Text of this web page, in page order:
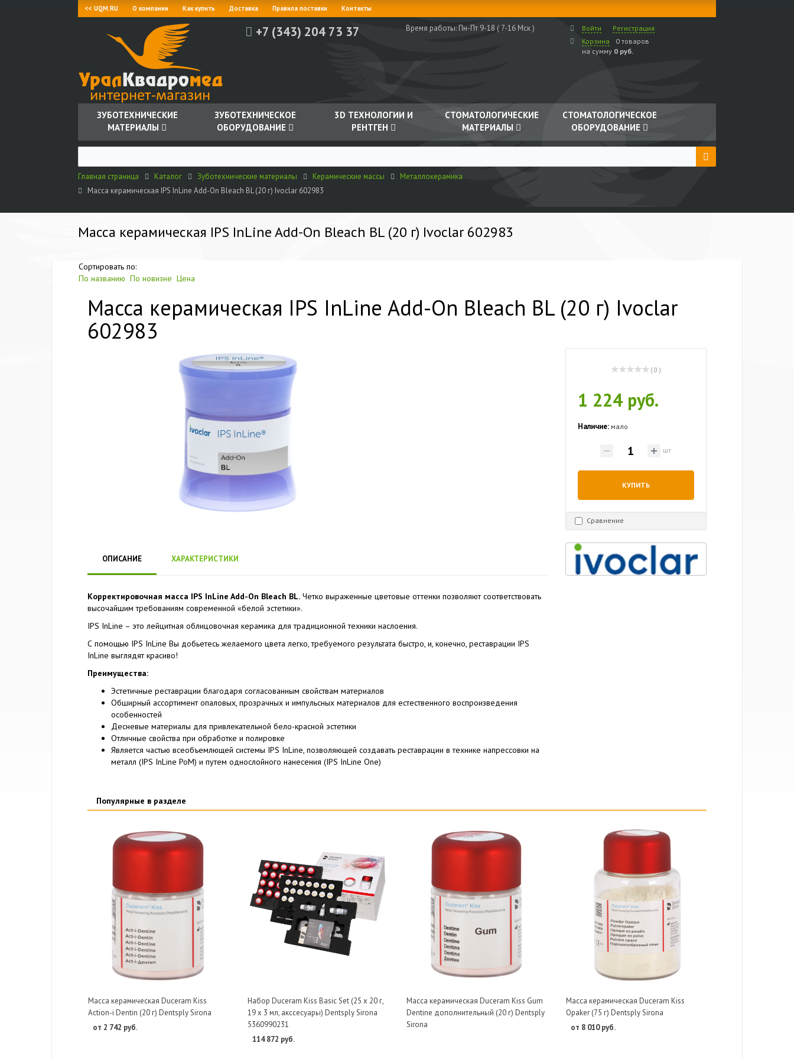
<< UQM.RU О компании Как купить Доставка Правила поставки Контакты
+7 (343) 204 73 37 Время работы:Пн-Пт 9-18 ( 7-16 Мск ) Войти
Регистрация
Корзина
0 товаров
на сумму 0 руб.
ЗУБОТЕХНИЧЕСКИЕ
МАТЕРИАЛЫ
ЗУБОТЕХНИЧЕСКОЕ
ОБОРУДОВАНИЕ
3D ТЕХНОЛОГИИ И
РЕНТГЕН
СТОМАТОЛОГИЧЕСКИЕ
МАТЕРИАЛЫ
СТОМАТОЛОГИЧЕСКОЕ
ОБОРУДОВАНИЕ
Главная страница Каталог Зуботехнические материалы Керамические массы
Металлокерамика
Масса керамическая IPS InLine Add-On Bleach BL (20 г) Ivoclar 602983
Масса керамическая IPS InLine Add-On Bleach BL (20 г) Ivoclar 602983
Сортировать по:
По названию По новизне Цена
Масса керамическая IPS InLine Add-On Bleach BL (20 г) Ivoclar
602983
( 0 )
1 224 руб.
Наличие: мало
шт
КУПИТЬ
Сравнение
ОПИСАНИЕ ХАРАКТЕРИСТИКИ
Корректировочная масса IPS InLine Add-On Bleach BL. Четко выраженные цветовые оттенки позволяют соответствовать
высочайшим требованиям современной «белой эстетики».
IPS InLine – это лейцитная облицовочная керамика для традиционной техники наслоения.
С помощью IPS InLine Вы добьетесь желаемого цвета легко, требуемого результата быстро, и, конечно, реставрации IPS
InLine выглядят красиво!
Преимущества:
Эстетичные реставрации благодаря согласованным свойствам материалов
Обширный ассортимент опаловых, прозрачных и импульсных материалов для естественного воспроизведения
особенностей
Десневые материалы для привлекательной бело-красной эстетики
Отличные свойства при обработке и полировке
Является частью всеобъемлющей системы IPS InLine, позволяющей создавать реставрации в технике напрессовки на
металл (IPS InLine PoM) и путем однослойного нанесения (IPS InLine One)
Популярные в разделе
Масса керамическая Duceram Kiss
Action-i Dentin (20 г) Dentsply Sirona
от 2 742 руб.
Набор Duceram Kiss Basic Set (25 х 20 г,
19 х 3 мл, акссесуары) Dentsply Sirona
5360990231
114 872 руб.
Масса керамическая Duceram Kiss Gum
Dentine дополнительный (20 г) Dentsply
Sirona
Масса керамическая Duceram Kiss
Opaker (75 г) Dentsply Sirona
от 8 010 руб.